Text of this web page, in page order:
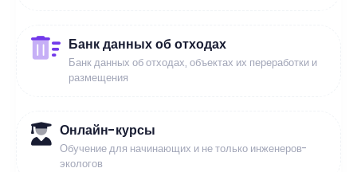
Банк данных об отходах
Банк данных об отходах, объектах их переработки и
размещения
Онлайн-курсы
Обучение для начинающих и не только инженеров-
экологов